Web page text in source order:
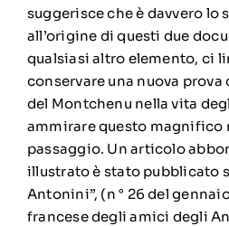
suggerisce che è davvero lo
all’origine di questi due
qualsiasi altro elemento, ci
conservare una nuova
del Montchenu nella vita
ammirare questo magnifico
passaggio. Un articolo
illustrato è stato pubblicato
Antonini”, (n ° 26 del
francese degli amici degli